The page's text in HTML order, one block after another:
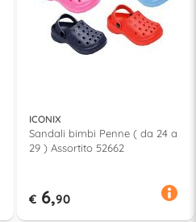
ICONIX
Sandali bimbi Penne ( da 24 a
29 ) Assortito 52662
€ 6,90